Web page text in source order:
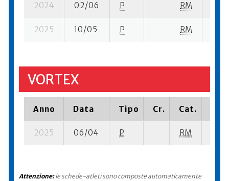
2024 02/06 P RM
2025 10/05 P RM
VORTEX
Anno Data Tipo Cr. Cat.
2025 06/04 P RM
Attenzione:le schede-atleti sono composte automaticamente